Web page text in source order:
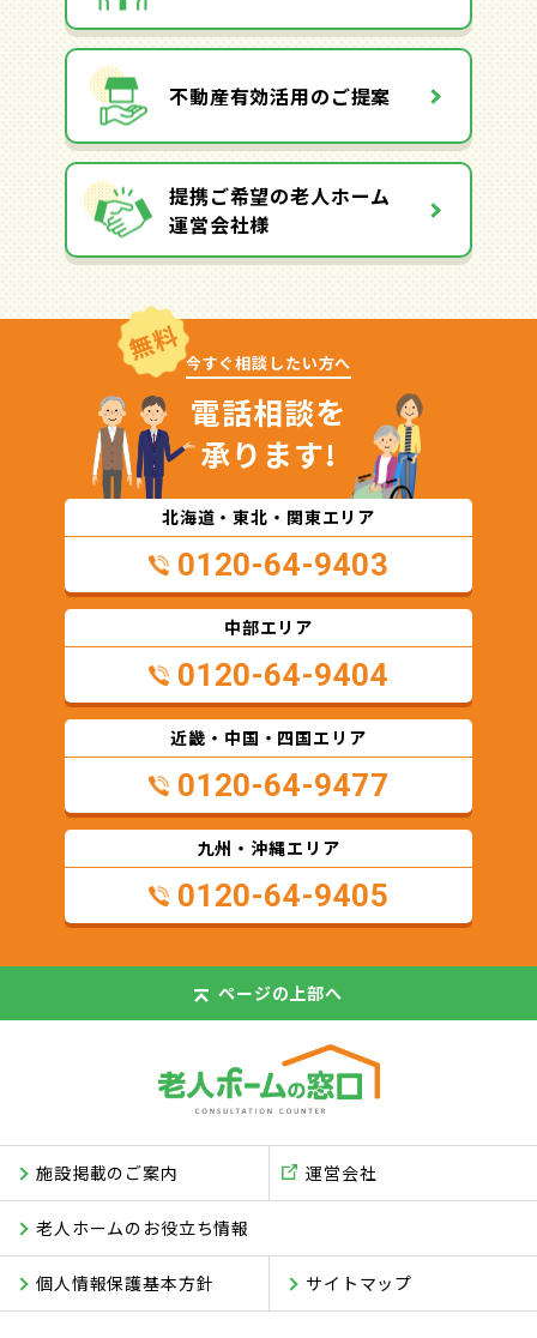
不動産有効活用のご提案
提携ご希望の老人ホーム
運営会社様
無料 今すぐ相談したい方へ
電話相談を
承ります!
北海道・東北・関東エリア
0120-64-9403
中部エリア
0120-64-9404
近畿・中国・四国エリア
0120-64-9477
九州・沖縄エリア
0120-64-9405
ページの上部へ
施設掲載のご案内
老人ホームのお役立ち情報
サイトマップ
運営会社
個人情報保護基本方針